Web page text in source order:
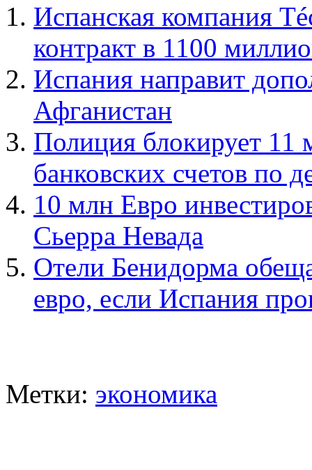
Испанская компания
контракт в 1100
Испания направит
Афганистан
Полиция блокирует 11
банковских счетов по
10 млн Евро
Сьерра Невада
Отели Бенидорма
евро, если Испания
Метки: экономика